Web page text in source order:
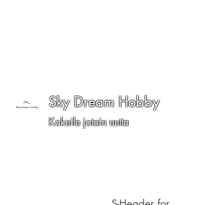
Sky Dream Hobby
Kokeile jotain uutta